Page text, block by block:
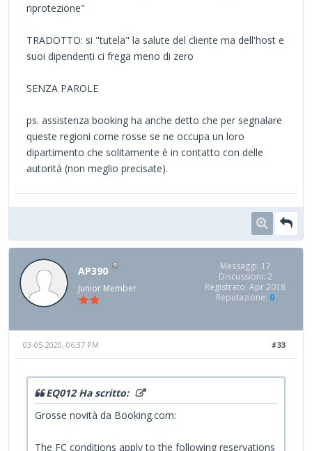
riprotezione"
TRADOTTO: si "tutela" la salute del cliente ma dell'host e
suoi dipendenti ci frega meno di zero
SENZA PAROLE
ps. assistenza booking ha anche detto che per segnalare
queste regioni come rosse se ne occupa un loro
dipartimento che solitamente è in contatto con delle
autorità (non meglio precisate).
AP390
Junior Member
Messaggi: 17
Discussioni: 2
Registrato: Apr 2018
Reputazione: 0
#33
03-05-2020, 06:37 PM
EQ012 Ha scritto:
Grosse novità da Booking.com:
The FC conditions apply to the following reservations